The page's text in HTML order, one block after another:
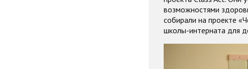
возможностями
собирали на проекте
школы-интерната для